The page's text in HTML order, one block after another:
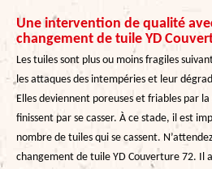
Une intervention de qualité
changement de tuile YD
Les tuiles sont plus ou moins fragiles
les attaques des intempéries et leur
Elles deviennent poreuses et friables par
finissent par se casser. À ce stade, il est
nombre de tuiles qui se cassent.
changement de tuile YD Couverture 72. Il